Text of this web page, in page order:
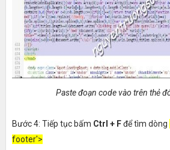
Paste đoạn code vào trên thẻ
Bước 4: Tiếp tục bấm Ctrl + Fđể tìm dòng
footer'>